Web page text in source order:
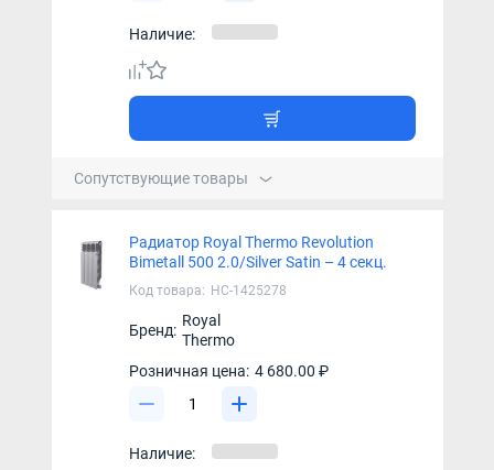
Наличие:
Сопутствующие товары
Радиатор Royal Thermo Revolution
Bimetall 500 2.0/Silver Satin – 4 секц.
Код товара: НС-1425278
Бренд:
Royal
Thermo
Розничная цена: 4 680.00 ₽
Наличие: